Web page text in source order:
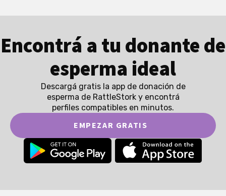
Encontrá a tu donante de
esperma ideal
Descargá gratis la app de donación de
esperma de RattleStork y encontrá
perfiles compatibles en minutos.
EMPEZAR GRATIS